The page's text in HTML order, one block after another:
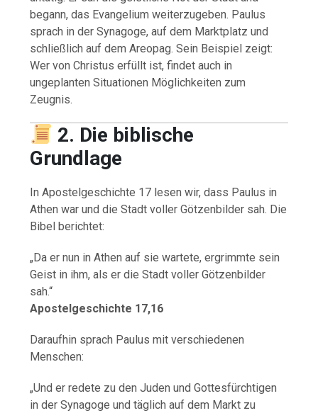
begann, das Evangelium weiterzugeben. Paulus
sprach in der Synagoge, auf dem Marktplatz und
schließlich auf dem Areopag. Sein Beispiel zeigt:
Wer von Christus erfüllt ist, findet auch in
ungeplanten Situationen Möglichkeiten zum
Zeugnis.
2. Die biblische
Grundlage
In Apostelgeschichte 17 lesen wir, dass Paulus in
Athen war und die Stadt voller Götzenbilder sah. Die
Bibel berichtet:
„Da er nun in Athen auf sie wartete, ergrimmte sein
Geist in ihm, als er die Stadt voller Götzenbilder
sah.“
Apostelgeschichte 17,16
Daraufhin sprach Paulus mit verschiedenen
Menschen:
„Und er redete zu den Juden und Gottesfürchtigen
in der Synagoge und täglich auf dem Markt zu